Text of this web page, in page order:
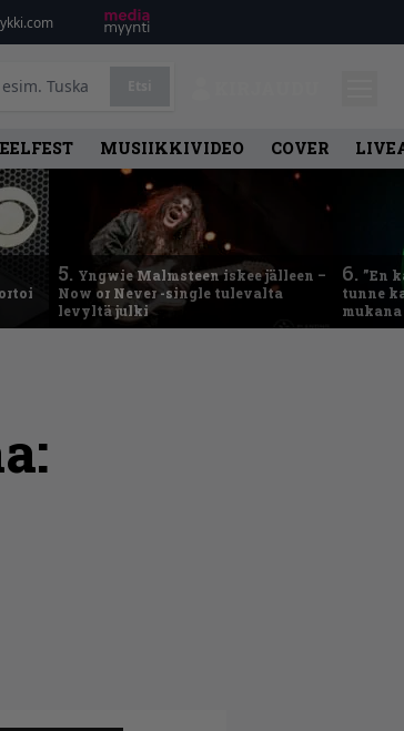
MUSIIKKIVIDEO COVER
5. Yngwie Malmsteen iskee jälleen –
Now or Never -single tulevalta
levyltä julki
6. ”En
tunne